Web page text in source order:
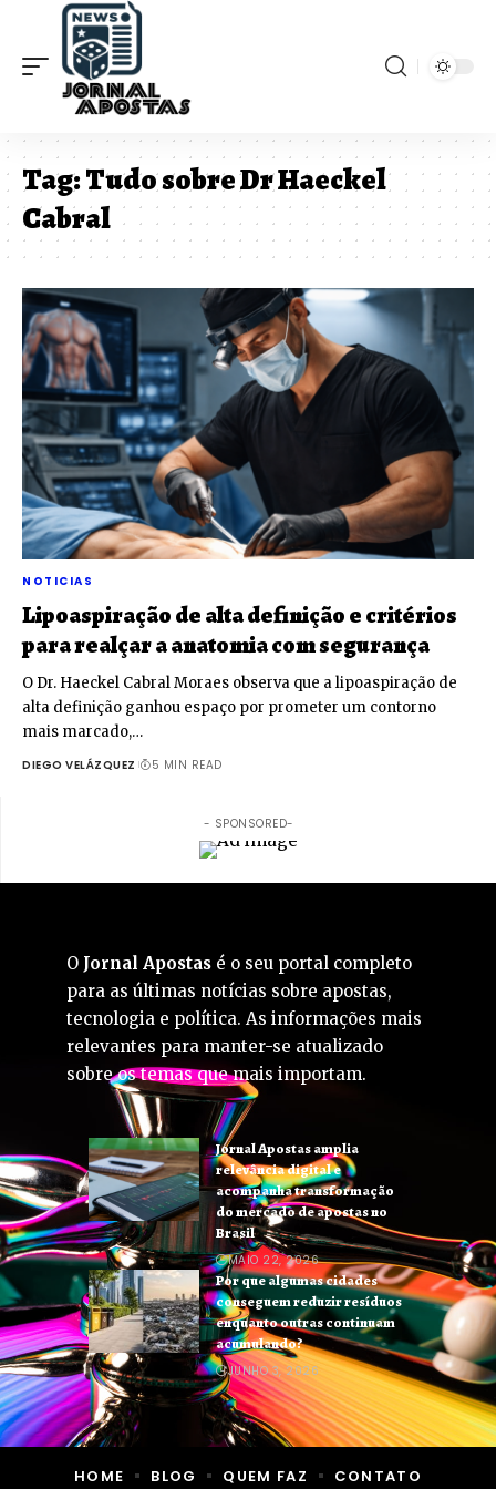
Tag:Tudo sobre Dr Haeckel
Cabral
NOTICIAS
Lipoaspiração de alta definição e critérios
para realçar a anatomia com segurança
O Dr. Haeckel Cabral Moraes observa que a lipoaspiração de
alta definição ganhou espaço por prometer um contorno
mais marcado,…
DIEGO VELÁZQUEZ 5 MIN READ
- SPONSORED-
O Jornal Apostas é o seu portal completo
para as últimas notícias sobre apostas,
tecnologia e política. As informações mais
relevantes para manter-se atualizado
sobre os temas que mais importam.
Jornal Apostas amplia
relevância digital e
acompanha transformação
do mercado de apostas no
Brasil
MAIO 22, 2026
Por que algumas cidades
conseguem reduzir resíduos
enquanto outras continuam
acumulando?
JUNHO 3, 2026
HOME BLOG QUEM FAZ CONTATO